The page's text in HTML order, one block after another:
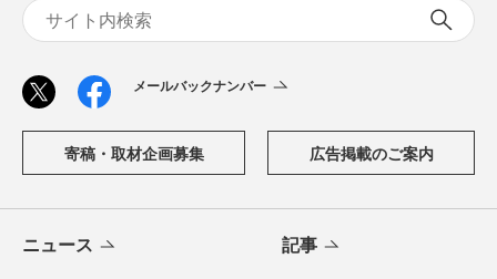
メールバックナンバー
寄稿・取材企画募集 広告掲載のご案内
ニュース 記事